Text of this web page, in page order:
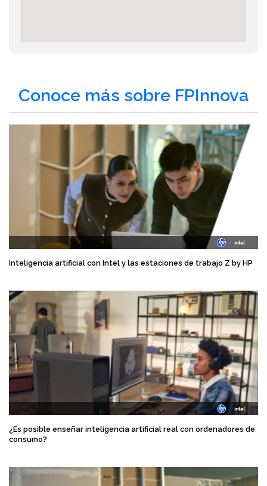
Conoce más sobre FPInnova
Inteligencia artificial con Intel y las estaciones de trabajo Z by HP
¿Es posible enseñar inteligencia artificial real con ordenadores de
consumo?